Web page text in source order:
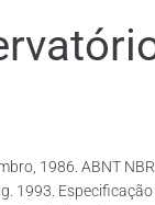
1986. ABNT
1993.